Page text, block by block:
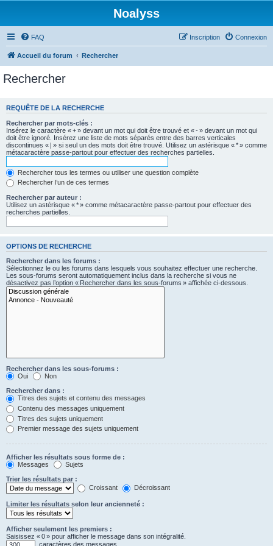
Noalyss
FAQ Connexion
Inscription
Accueil du forum Rechercher
Rechercher
REQUÊTE DE LA RECHERCHE
Rechercher par mots-clés :
Insérez le caractère « + » devant un mot qui doit être trouvé et « - » devant un mot qui
doit être ignoré. Insérez une liste de mots séparés entre des barres verticales
discontinues « | » si seul un des mots doit être trouvé. Utilisez un astérisque « * » comme
métacaractère passe-partout pour effectuer des recherches partielles.
Rechercher tous les termes ou utiliser une question complète
Rechercher l’un de ces termes
Rechercher par auteur :
Utilisez un astérisque « * » comme métacaractère passe-partout pour effectuer des
recherches partielles.
OPTIONS DE RECHERCHE
Rechercher dans les forums :
Sélectionnez le ou les forums dans lesquels vous souhaitez effectuer une recherche.
Les sous-forums seront automatiquement inclus dans la recherche si vous ne
désactivez pas l’option « Rechercher dans les sous-forums » affichée ci-dessous.
Rechercher dans les sous-forums :
Oui
Non
Rechercher dans :
Titres des sujets et contenu des messages
Contenu des messages uniquement
Titres des sujets uniquement
Premier message des sujets uniquement
Afficher les résultats sous forme de :
Messages
Sujets
Trier les résultats par :
Croissant
Décroissant
Limiter les résultats selon leur ancienneté :
Afficher seulement les premiers :
Saisissez « 0 » pour afficher le message dans son intégralité.
caractères des messages